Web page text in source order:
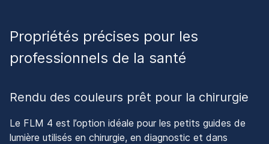
Propriétés précises pour les
professionnels de la santé
Rendu des couleurs prêt pour la chirurgie
Le FLM 4 est l’option idéale pour les petits guides de
lumière utilisés en chirurgie, en diagnostic et dans